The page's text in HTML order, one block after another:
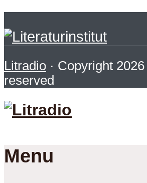
Litradio · Copyright
reserved
Menu